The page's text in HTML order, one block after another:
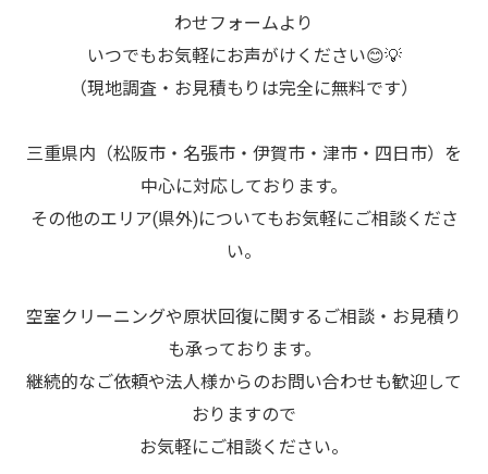
わせフォームより
いつでもお気軽にお声がけください😊💡
（現地調査・お見積もりは完全に無料です）
三重県内（松阪市・名張市・伊賀市・津市・四日市）を
中心に対応しております。
その他のエリア(県外)についてもお気軽にご相談くださ
い。
空室クリーニングや原状回復に関するご相談・お見積り
も承っております。
継続的なご依頼や法人様からのお問い合わせも歓迎して
おりますので
お気軽にご相談ください。